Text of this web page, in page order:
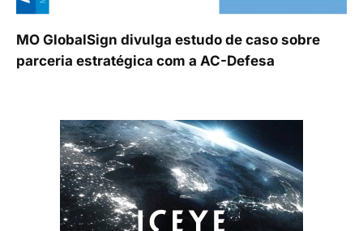
MO GlobalSign divulga estudo de caso sobre
parceria estratégica com a AC-Defesa